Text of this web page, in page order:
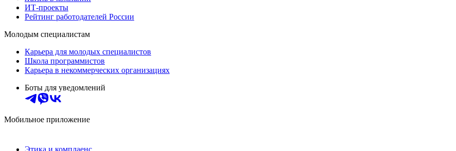
ИТ-проекты
Рейтинг работодателей России
Молодым специалистам
Карьера для молодых специалистов
Школа программистов
Карьера в некоммерческих организациях
Боты для уведомлений
Мобильное приложение